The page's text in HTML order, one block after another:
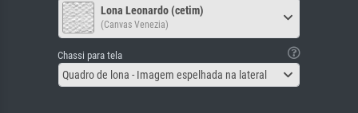
Lona Leonardo (cetim)
(Canvas Venezia)
Chassi para tela
Quadro de lona - Imagem espelhada na lateral